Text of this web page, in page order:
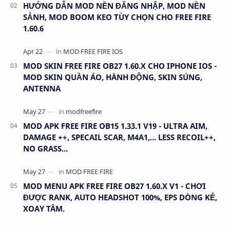
HƯỚNG DẪN MOD NỀN ĐĂNG NHẬP, MOD NỀN
SẢNH, MOD BOOM KEO TÙY CHỌN CHO FREE FIRE
1.60.6
MOD SKIN FREE FIRE OB27 1.60.X CHO IPHONE IOS -
MOD SKIN QUẦN ÁO, HÀNH ĐỘNG, SKIN SÚNG,
ANTENNA
MOD APK FREE FIRE OB15 1.33.1 V19 - ULTRA AIM,
DAMAGE ++, SPECAIL SCAR, M4A1,... LESS RECOIL++,
NO GRASS...
MOD MENU APK FREE FIRE OB27 1.60.X V1 - CHƠI
ĐƯỢC RANK, AUTO HEADSHOT 100%, EPS DÒNG KẺ,
XOAY TÂM.